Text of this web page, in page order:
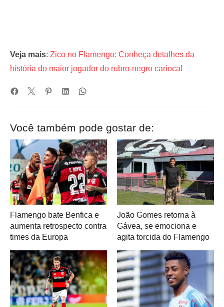
Veja mais: Zico no Flamengo: Conheça detalhes da
história do maior jogador do rubro-negro carioca!
Você também pode gostar de:
Flamengo bate Benfica e
aumenta retrospecto contra
times da Europa
João Gomes retorna à
Gávea, se emociona e
agita torcida do Flamengo